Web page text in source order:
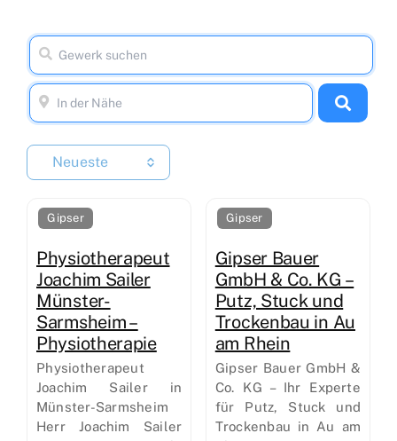
Neueste
Gipser
Physiotherapeut
Joachim Sailer
Münster-
Sarmsheim –
Physiotherapie
Physiotherapeut
Joachim Sailer in
Münster-Sarmsheim
Herr Joachim Sailer
Gipser
Gipser Bauer
GmbH & Co. KG –
Putz, Stuck und
Trockenbau in Au
am Rhein
Gipser Bauer GmbH &
Co. KG – Ihr Experte
für Putz, Stuck und
Trockenbau in Au am